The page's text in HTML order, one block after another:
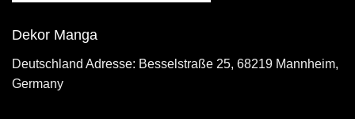
Dekor Manga
Deutschland Adresse: Besselstraße 25, 68219 Mannheim,
Germany